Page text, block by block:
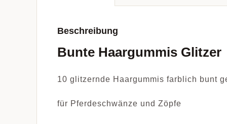
Beschreibung
Bunte Haargummis Glitzer
10 glitzernde Haargummis farblich bunt
für Pferdeschwänze und Zöpfe